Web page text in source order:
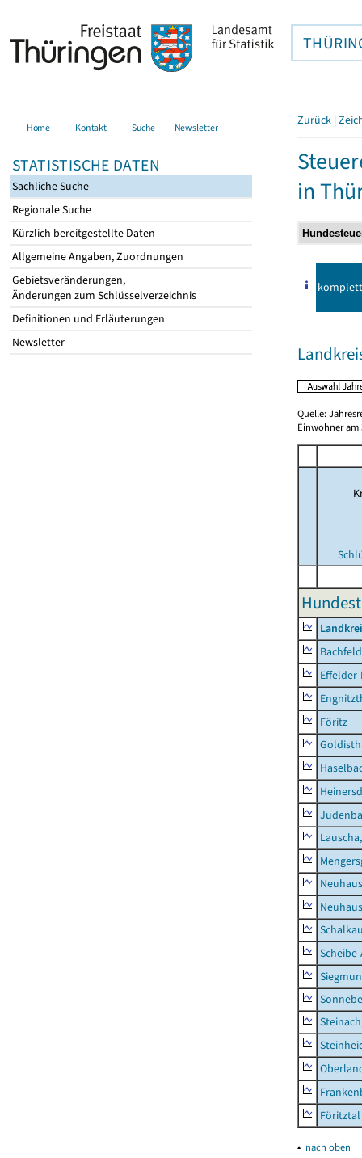
Home Kontakt Suche Newsletter
STATISTISCHE DATEN
Sachliche Suche
Regionale Suche
Kürzlich bereitgestellte Daten
Allgemeine Angaben, Zuordnungen
Gebietsveränderungen,
Änderungen zum Schlüsselverzeichnis
Definitionen und Erläuterungen
Newsletter
Zurück |
in
komplett
Quelle:
Einwohner am
Bachfeld
Föritz
Föritztal
▴ nach oben